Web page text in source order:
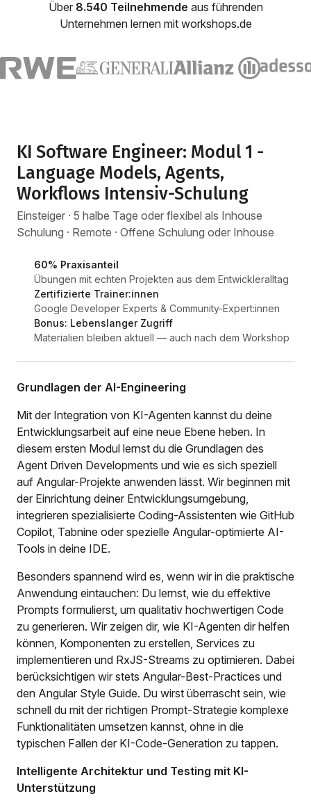
Über 8.540 Teilnehmende aus führenden
Unternehmen lernen mit workshops.de
KI Software Engineer: Modul 1 -
Language Models, Agents,
Workflows Intensiv-Schulung
Einsteiger · 5 halbe Tage oder flexibel als Inhouse
Schulung · Remote · Offene Schulung oder Inhouse
60% Praxisanteil
Übungen mit echten Projekten aus dem Entwickleralltag
Zertifizierte Trainer:innen
Google Developer Experts & Community-Expert:innen
Bonus: Lebenslanger Zugriff
Materialien bleiben aktuell — auch nach dem Workshop
Grundlagen der AI-Engineering
Mit der Integration von KI-Agenten kannst du deine
Entwicklungsarbeit auf eine neue Ebene heben. In
diesem ersten Modul lernst du die Grundlagen des
Agent Driven Developments und wie es sich speziell
auf Angular-Projekte anwenden lässt. Wir beginnen mit
der Einrichtung deiner Entwicklungsumgebung,
integrieren spezialisierte Coding-Assistenten wie GitHub
Copilot, Tabnine oder spezielle Angular-optimierte AI-
Tools in deine IDE.
Besonders spannend wird es, wenn wir in die praktische
Anwendung eintauchen: Du lernst, wie du effektive
Prompts formulierst, um qualitativ hochwertigen Code
zu generieren. Wir zeigen dir, wie KI-Agenten dir helfen
können, Komponenten zu erstellen, Services zu
implementieren und RxJS-Streams zu optimieren. Dabei
berücksichtigen wir stets Angular-Best-Practices und
den Angular Style Guide. Du wirst überrascht sein, wie
schnell du mit der richtigen Prompt-Strategie komplexe
Funktionalitäten umsetzen kannst, ohne in die
typischen Fallen der KI-Code-Generation zu tappen.
Intelligente Architektur und Testing mit KI-
Unterstützung